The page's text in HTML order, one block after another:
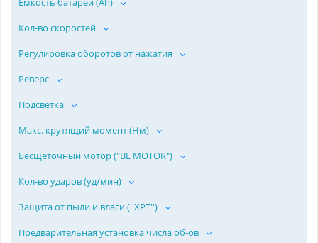
Кол-во скоростей
Регулировка оборотов от нажатия
Реверс
Подсветка
Макс. крутящий момент (Нм)
Бесщеточный мотор ("BL MOTOR")
Кол-во ударов (уд/мин)
Защита от пыли и влаги (''ХPT'')
Предварительная установка числа об-ов